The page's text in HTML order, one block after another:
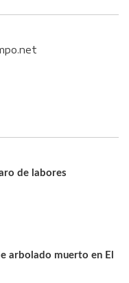
de labores
arbolado muerto en El